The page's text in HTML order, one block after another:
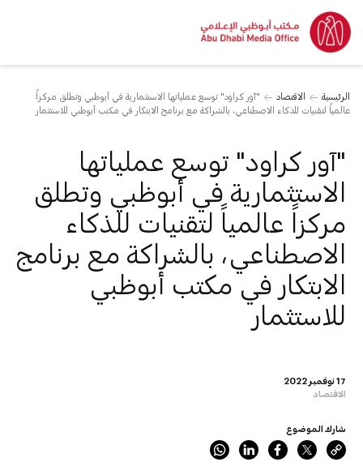
الرئيسية الاقتصاد
"آور كراود" توسع عملياتها الاستثمارية في أبوظبي وتطلق مركزاً
عالمياً لتقنيات للذكاء الاصطناعي، بالشراكة مع برنامج الابتكار في مكتب أبوظبي للاستثمار
17 نوفمبر 2022
الاقتصاد
"آور كراود" توسع عملياتها
الاستثمارية في أبوظبي وتطلق
مركزاً عالمياً لتقنيات للذكاء
الاصطناعي، بالشراكة مع برنامج
الابتكار في مكتب أبوظبي
للاستثمار
شارك الموضوع